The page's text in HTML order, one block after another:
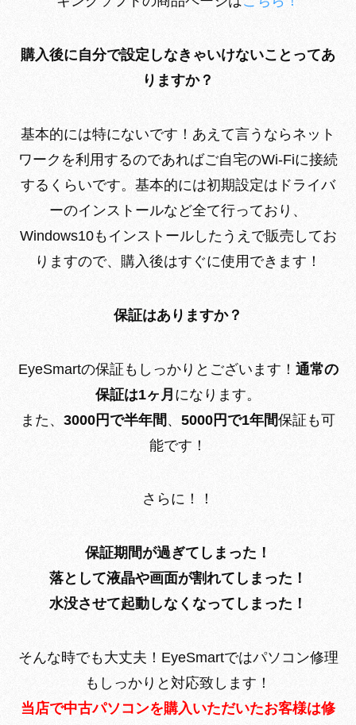
購入後に自分で設定しなきゃいけないことってあ
りますか？
基本的には特にないです！あえて言うならネット
ワークを利用するのであればご自宅のWi-Fiに接続
するくらいです。基本的には初期設定はドライバ
ーのインストールなど全て行っており、
Windows10もインストールしたうえで販売してお
りますので、購入後はすぐに使用できます！
保証はありますか？
EyeSmartの保証もしっかりとございます！ 通常の
保証は1ヶ月 になります。
また、 3000円で半年間 、 5000円で1年間保証も可
能です！
さらに！！
保証期間が過ぎてしまった！
落として液晶や画面が割れてしまった！
水没させて起動しなくなってしまった！
そんな時でも大丈夫！EyeSmartではパソコン修理
もしっかりと対応致します！
当店で中古パソコンを購入いただいたお客様は修